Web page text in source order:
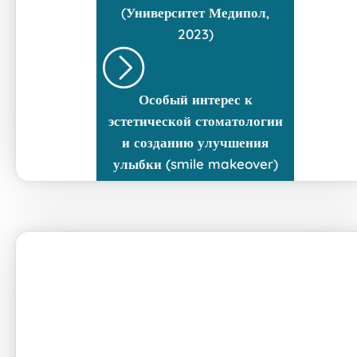
(Университет Медипол,
2023)
Особый интерес к
эстетической стоматологии
и созданию улучшения
улыбки (smile makeover)